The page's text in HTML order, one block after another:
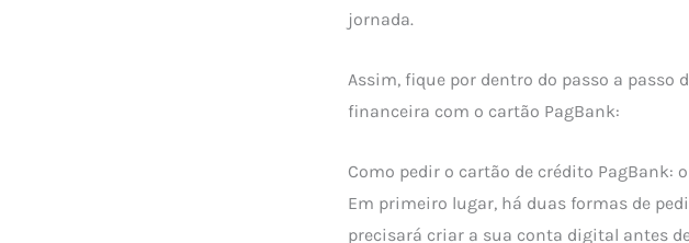
jornada.
Assim, fique por dentro do passo a
financeira com o cartão PagBank:
Como pedir o cartão de crédito PagBank:
Em primeiro lugar, há duas formas de
precisará criar a sua conta digital antes